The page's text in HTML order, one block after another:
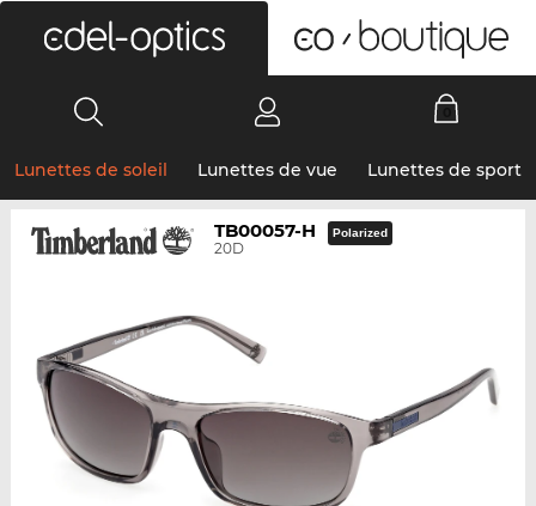
Lunettes de soleil Lunettes de vue Lunettes de sport
TB00057-H
20D
Polarized